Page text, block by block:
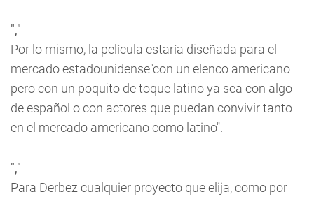
","
Por lo mismo, la película estaría diseñada para el
mercado estadounidense"con un elenco americano
pero con un poquito de toque latino ya sea con algo
de español o con actores que puedan convivir tanto
en el mercado americano como latino".
","
Para Derbez cualquier proyecto que elija, como por